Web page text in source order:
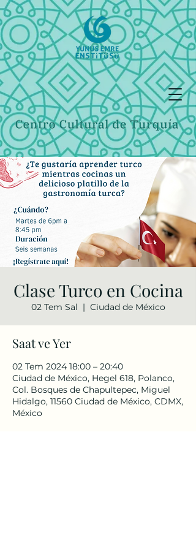
Clase Turco en Cocina
02 Tem Sal
  |
Ciudad de México
Saat ve Yer
02 Tem 2024 18:00 – 20:40
Ciudad de México, Hegel 618, Polanco,
Col. Bosques de Chapultepec, Miguel
Hidalgo, 11560 Ciudad de México, CDMX,
México